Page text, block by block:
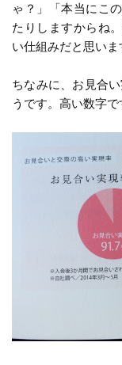
ゃ？」「本当にこ
たりしますからね
い仕組みだと思いま
ちなみに、お見合
うです。高い数字で